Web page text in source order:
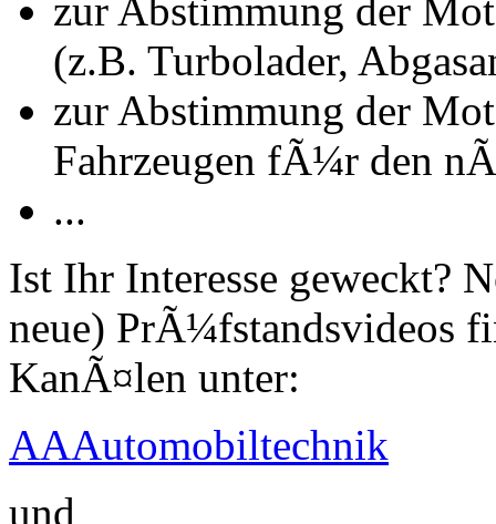
zur Abstimmung der
(z.B. Turbolader,
zur Abstimmung der
Fahrzeugen fÃ¼r den
...
Ist Ihr Interesse geweckt?
neue) PrÃ¼fstandsvideos
KanÃ¤len unter:
AAAutomobiltechnik
und